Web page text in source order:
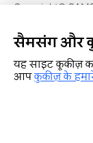
Copyright©
सैमसंग और
यह साइट कूकीज़ का
आपकुकीज़ के